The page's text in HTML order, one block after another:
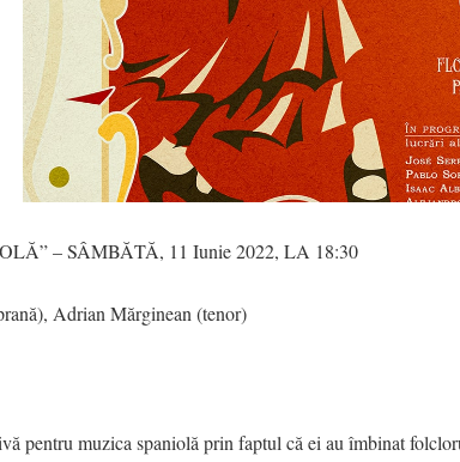
– SÂMBĂTĂ, 11 Iunie 2022, LA 18:30
Adrian Mărginean (tenor)
pentru muzica spaniolă prin faptul că ei au îmbinat